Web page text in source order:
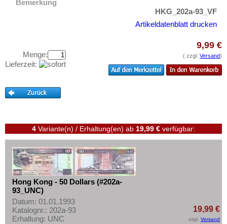
Japan
Jemen, Arabische Rep.
Jemen, Demokratische Rep.
Kambodscha
Kasachstan
Katar
Katar und Dubai
Kirgisistan
Korea (alt)
Kuwait
Testbanknoten
Aufbewahrung
Gutscheine
Ihre Bewertungen
Informationen
Preislisten
Ankauf
Erhaltungsgrade
Gratisbanknoten
FAQ
Bemerkung
HKG_202a-93_VF
Artikeldatenblatt drucken
Menge:
Lieferzeit:
9,99 €
( zzgl. Versand)
4 Variante(n) / Erhaltung(en) ab 19,99 € verfügbar:
Hong Kong - 50 Dollars (#202a-
93_UNC)
Datum: 01.01.1993
Katalognr.: 202a-93
Erhaltung: UNC
19,99 €
zzgl. Versand